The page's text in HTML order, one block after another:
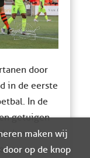
door
in de eerste
In de
getuigen
bovenste
maken wij
door op de knop